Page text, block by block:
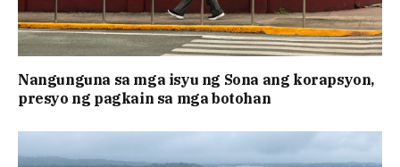
Nangunguna sa mga isyu ng Sona ang korapsyon,
presyo ng pagkain sa mga botohan